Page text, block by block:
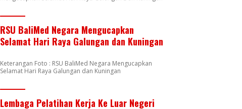
RSU BaliMed Negara Mengucapkan
Selamat Hari Raya Galungan dan Kuningan
Keterangan Foto : RSU BaliMed Negara Mengucapkan
Selamat Hari Raya Galungan dan Kuningan
Lembaga Pelatihan Kerja Ke Luar Negeri